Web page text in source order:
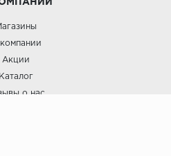
Акции
Каталог
о нас